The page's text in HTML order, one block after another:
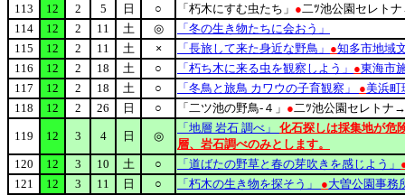
113
12 2 5 日 ○ 「朽木にすむ虫たち」 ●二ﾂ池公園セレト
114
12 2 11 土 ◎
「冬の生き物たちに会おう」
115
12 2 11 土 × 「長旅して来た身近な野鳥」 ●知多市地域
116
12 2 18 土 ○ 「朽ち木に来る虫を観察しよう」 ●東海市
117
12 2 18 土 ○ 「冬鳥と旅鳥 カワウの子育観察」 ●美浜町
118
12 2 26 日 ○ 「二ツ池の野鳥-４」 ●二ﾂ池公園セレトナ
119 12 3 4 日 ◎
「地層 岩石 調べ」 化石探しは採集地が危
層、岩石調べのみとします。
120
12 3 10 土 ○ 「道ばたの野草と春の芽吹きを感じよう」
121
12 3 11 日 ○ 「朽木の生き物を探そう」 ●大曽公園事務